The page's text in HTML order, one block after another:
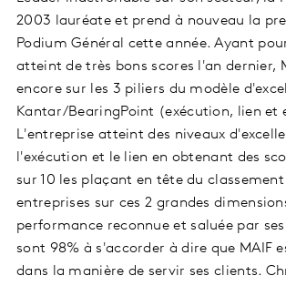
2003 lauréate et prend à nouveau la
Podium Général cette année. Ayant
atteint de très bons scores l'an dernier,
encore sur les 3 piliers du modèle
Kantar/BearingPoint (exécution, lien et
L'entreprise atteint des niveaux
l'exécution et le lien en obtenant des
sur 10 les plaçant en tête du classement
entreprises sur ces 2 grandes
performance reconnue et saluée par
sont 98% à s'accorder à dire que MAIF
dans la manière de servir ses clients.